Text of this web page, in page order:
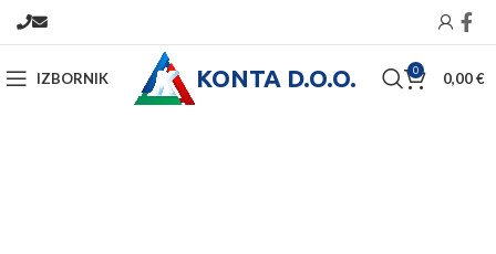
IZBORNIK KONTA D.O.O. 0 0,00€